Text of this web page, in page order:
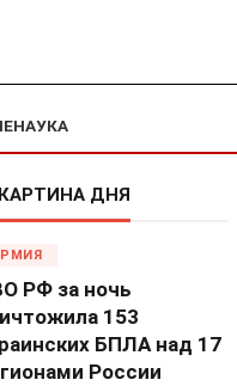
НАУКА
КАРТИНА ДНЯ
РФ за ночь
153
БПЛА над 17
России